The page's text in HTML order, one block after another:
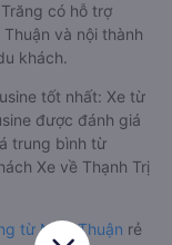
có hỗ trợ
và nội thành
khách.
tốt nhất: Xe từ
được đánh giá
trung bình từ
Xe về Thạnh Trị
từ Ninh Thuận rẻ